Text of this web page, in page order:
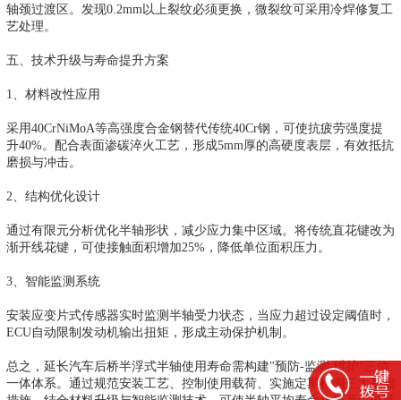
轴颈过渡区。发现0.2mm以上裂纹必须更换，微裂纹可采用冷焊修复工
艺处理。
五、技术升级与寿命提升方案
1、材料改性应用
采用40CrNiMoA等高强度合金钢替代传统40Cr钢，可使抗疲劳强度提
升40%。配合表面渗碳淬火工艺，形成5mm厚的高硬度表层，有效抵抗
磨损与冲击。
2、结构优化设计
通过有限元分析优化半轴形状，减少应力集中区域。将传统直花键改为
渐开线花键，可使接触面积增加25%，降低单位面积压力。
3、智能监测系统
安装应变片式传感器实时监测半轴受力状态，当应力超过设定阈值时，
ECU自动限制发动机输出扭矩，形成主动保护机制。
总之，延长汽车后桥半浮式半轴使用寿命需构建"预防-监测-维护"三位
一体体系。通过规范安装工艺、控制使用载荷、实施定期检测三大基础